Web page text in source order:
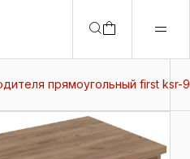
прямоугольный first ksr-9